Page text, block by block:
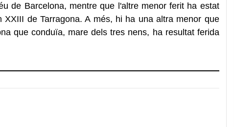
de Barcelona, mentre que l'altre menor ferit ha estat
XXIII de Tarragona. A més, hi ha una altra menor que
que conduïa, mare dels tres nens, ha resultat ferida